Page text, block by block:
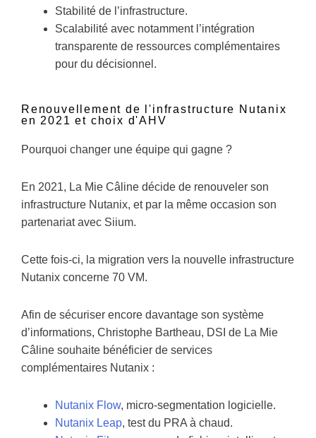
Stabilité de l’infrastructure.
Scalabilité avec notamment l’intégration
transparente de ressources complémentaires
pour du décisionnel.
Renouvellement de l'infrastructure Nutanix
en 2021 et choix d'AHV
Pourquoi changer une équipe qui gagne ?
En 2021, La Mie Câline décide de renouveler son
infrastructure Nutanix, et par la même occasion son
partenariat avec Siium.
Cette fois-ci, la migration vers la nouvelle infrastructure
Nutanix concerne 70 VM.
Afin de sécuriser encore davantage son système
d’informations, Christophe Bartheau, DSI de La Mie
Câline souhaite bénéficier de services
complémentaires Nutanix :
Nutanix Flow, micro-segmentation logicielle.
Nutanix Leap, test du PRA à chaud.